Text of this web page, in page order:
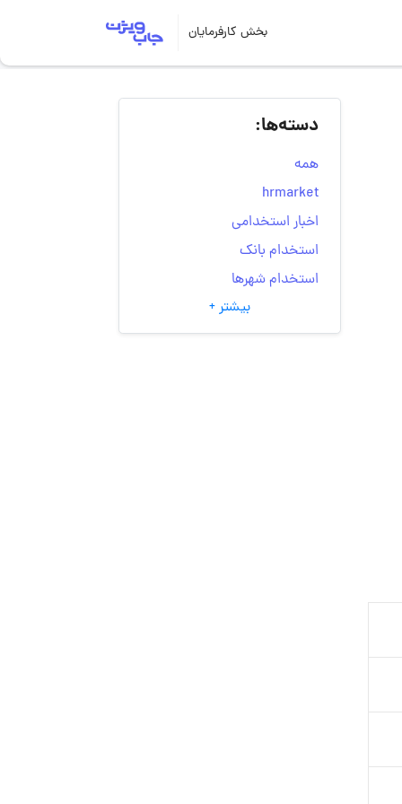
بخش کارفرمایان
دسته‌ها:
همه
hrmarket
اخبار استخدامی
استخدام بانک
استخدام شهرها
انتخاب مسیر شغلی
به‌روزرسانی‌های سایت
بیشتر +